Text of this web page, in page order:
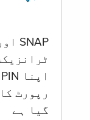
SNAP اور کیش اکاؤنٹ
اپنا PIN تبدیل کرنا
رپورٹ
گيا ہے